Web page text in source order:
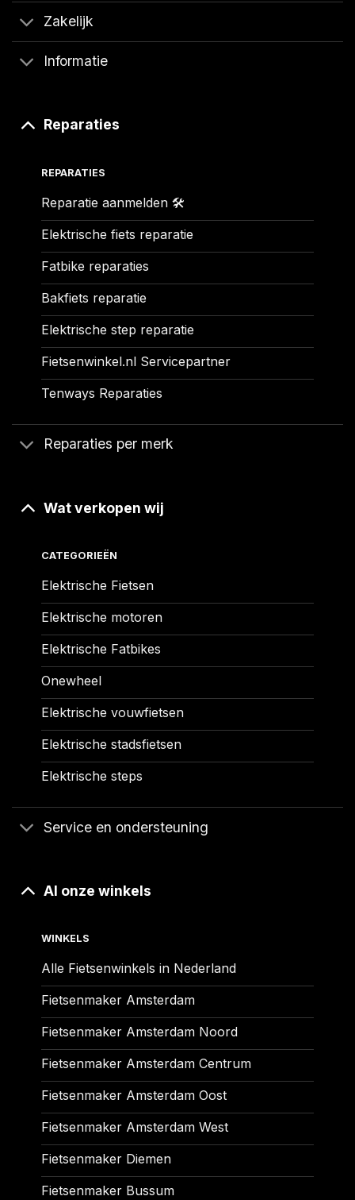
Zakelijk
Informatie
Reparaties
REPARATIES
Reparatie aanmelden 🛠️
Elektrische fiets reparatie
Fatbike reparaties
Bakfiets reparatie
Elektrische step reparatie
Fietsenwinkel.nl Servicepartner
Tenways Reparaties
Reparaties per merk
Wat verkopen wij
CATEGORIEËN
Elektrische Fietsen
Elektrische motoren
Elektrische Fatbikes
Onewheel
Elektrische vouwfietsen
Elektrische stadsfietsen
Elektrische steps
Service en ondersteuning
Al onze winkels
WINKELS
Alle Fietsenwinkels in Nederland
Fietsenmaker Amsterdam
Fietsenmaker Amsterdam Noord
Fietsenmaker Amsterdam Centrum
Fietsenmaker Amsterdam Oost
Fietsenmaker Amsterdam West
Fietsenmaker Diemen
Fietsenmaker Bussum